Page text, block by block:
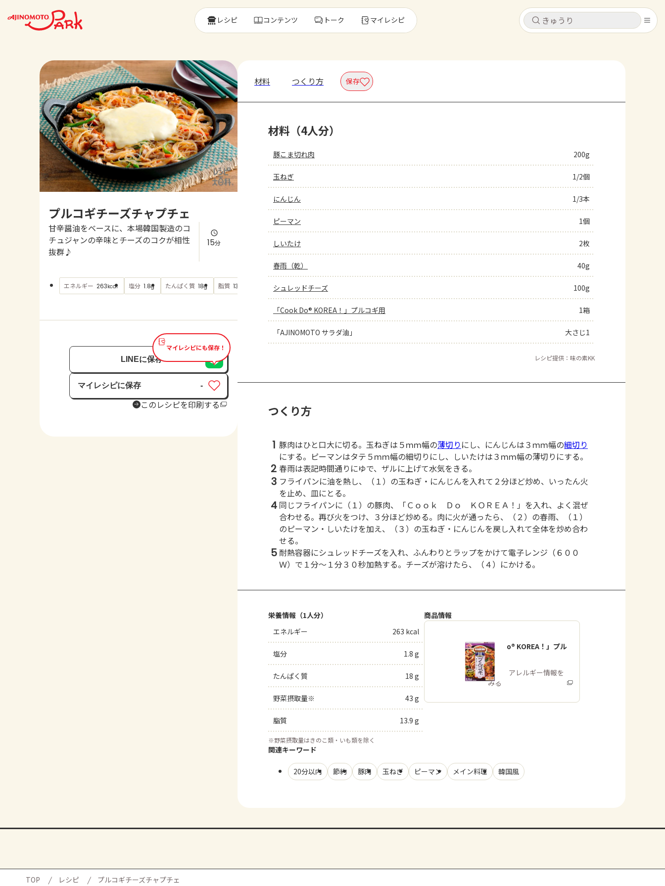
キャンセル
レシピ
トーク
よくあるお問い合わせ
キャンセル
レシピ コンテンツ トーク マイレシピ
プルコギチーズチャプチェ
甘辛醤油をベースに、本場韓国製造のコ
チュジャンの辛味とチーズのコクが相性
抜群♪
15分
エネルギー 263kcal 塩分 1.8g たんぱく質 18g 脂質 13.9 もっと見る
マイレシピにも保存！
LINEに保存
マイレシピに保存
保存済み
-
このレシピを印刷する
材料 つくり方 保存
材料（4人分）
豚こま切れ肉 200g
玉ねぎ 1/2個
にんじん 1/3本
ピーマン 1個
しいたけ 2枚
春雨（乾） 40g
シュレッドチーズ 100g
「Cook Do® KOREA！」プルコギ用 1箱
「AJINOMOTO サラダ油」 大さじ1
レシピ提供：味の素KK
つくり方
1 豚肉はひと口大に切る。玉ねぎは５ｍｍ幅の薄切り にし、にんじんは３ｍｍ幅の細切り
にする。ピーマンはタテ５ｍｍ幅の細切りにし、しいたけは３ｍｍ幅の薄切りにする。
2 春雨は表記時間通りにゆで、ザルに上げて水気をきる。
3 フライパンに油を熱し、（１）の玉ねぎ・にんじんを入れて２分ほど炒め、いったん火
を止め、皿にとる。
4 同じフライパンに（１）の豚肉、「Ｃｏｏｋ Ｄｏ ＫＯＲＥＡ！」を入れ、よく混ぜ
合わせる。再び火をつけ、３分ほど炒める。肉に火が通ったら、（２）の春雨、（１）
のピーマン・しいたけを加え、（３）の玉ねぎ・にんじんを戻し入れて全体を炒め合わ
せる。
5耐熱容器にシュレッドチーズを入れ、ふんわりとラップをかけて電子レンジ（６００
Ｗ）で１分～１分３０秒加熱する。チーズが溶けたら、（４）にかける。
栄養情報（1人分）
エネルギー
263 kcal
塩分 1.8 g
たんぱく質 18 g
野菜摂取量※ 43 g
脂質 13.9 g
※野菜摂取量はきのこ類・いも類を除く
商品情報
「Cook Do® KOREA！」プル
コギ用
商品・アレルギー情報を
みる
関連キーワード
20分以内 節約 豚肉 玉ねぎ ピーマン メイン料理 韓国風
TOP レシピ プルコギチーズチャプチェ